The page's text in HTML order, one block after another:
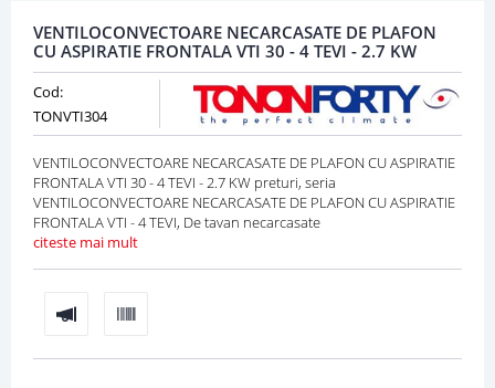
VENTILOCONVECTOARE NECARCASATE DE PLAFON
CU ASPIRATIE FRONTALA VTI 30 - 4 TEVI - 2.7 KW
Cod:
TONVTI304
VENTILOCONVECTOARE NECARCASATE DE PLAFON CU ASPIRATIE
FRONTALA VTI 30 - 4 TEVI - 2.7 KW preturi, seria
VENTILOCONVECTOARE NECARCASATE DE PLAFON CU ASPIRATIE
FRONTALA VTI - 4 TEVI, De tavan necarcasate
citeste mai mult